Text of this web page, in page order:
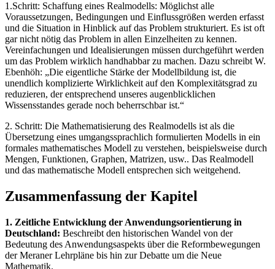
1.Schritt: Schaffung eines Realmodells: Möglichst alle
Voraussetzungen, Bedingungen und Einflussgrößen werden erfasst
und die Situation in Hinblick auf das Problem strukturiert. Es ist oft
gar nicht nötig das Problem in allen Einzelheiten zu kennen.
Vereinfachungen und Idealisierungen müssen durchgeführt werden
um das Problem wirklich handhabbar zu machen. Dazu schreibt W.
Ebenhöh: „Die eigentliche Stärke der Modellbildung ist, die
unendlich komplizierte Wirklichkeit auf den Komplexitätsgrad zu
reduzieren, der entsprechend unseres augenblicklichen
Wissensstandes gerade noch beherrschbar ist.“
2. Schritt: Die Mathematisierung des Realmodells ist als die
Übersetzung eines umgangssprachlich formulierten Modells in ein
formales mathematisches Modell zu verstehen, beispielsweise durch
Mengen, Funktionen, Graphen, Matrizen, usw.. Das Realmodell
und das mathematische Modell entsprechen sich weitgehend.
Zusammenfassung der Kapitel
1. Zeitliche Entwicklung der Anwendungsorientierung in
Deutschland: Beschreibt den historischen Wandel von der
Bedeutung des Anwendungsaspekts über die Reformbewegungen
der Meraner Lehrpläne bis hin zur Debatte um die Neue
Mathematik.